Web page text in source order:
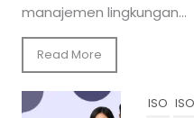
manajemen lingkungan...
Read More
ISO